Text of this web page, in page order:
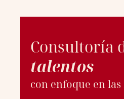
Consultoría
talentos
con enfoque en